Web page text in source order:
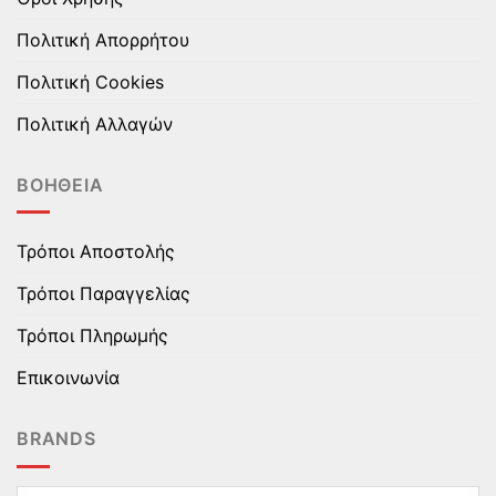
Πολιτική Απορρήτου
Πολιτική Cookies
Πολιτική Αλλαγών
ΒΟΉΘΕΙΑ
Τρόποι Αποστολής
Τρόποι Παραγγελίας
Τρόποι Πληρωμής
Επικοινωνία
BRANDS